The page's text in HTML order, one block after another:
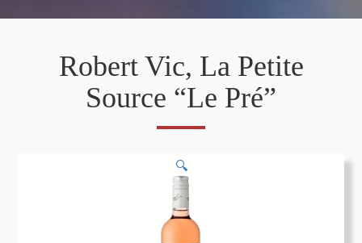
Robert Vic, La Petite
Source “Le Pré”
🔍